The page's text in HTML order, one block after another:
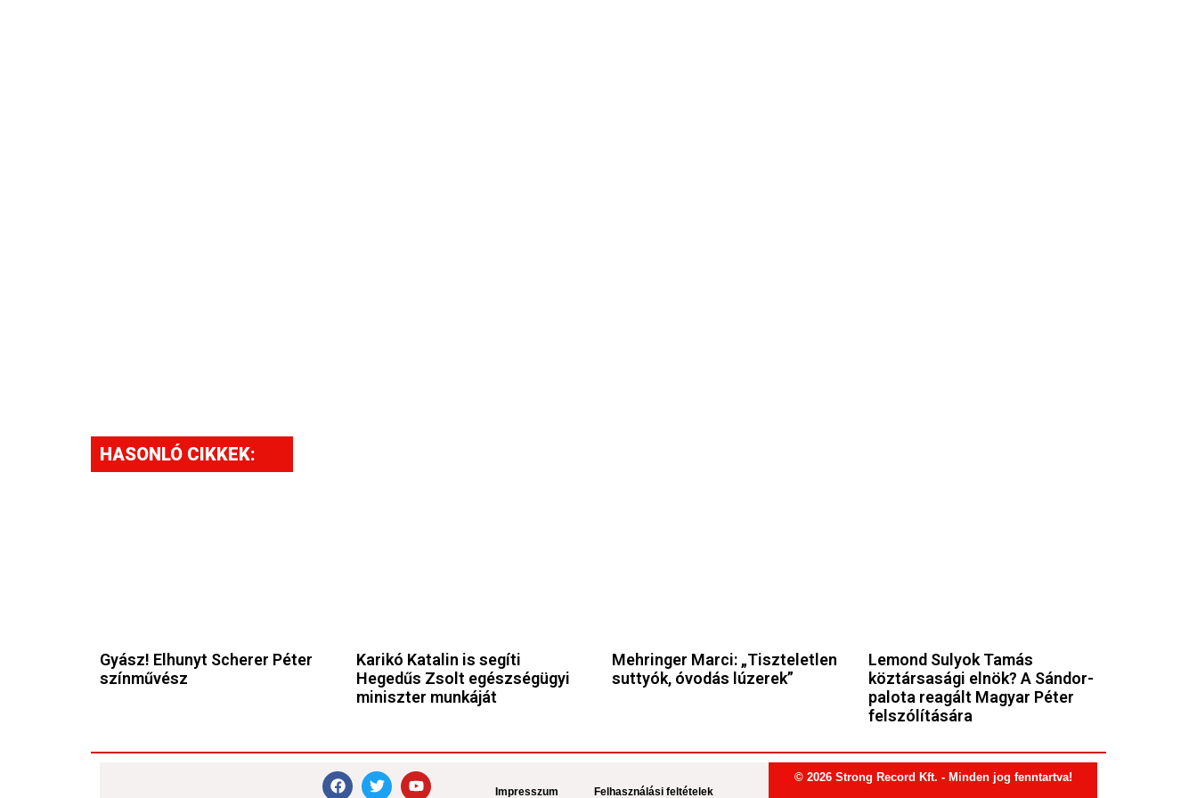
HASONLÓ CIKKEK:
Gyász! Elhunyt Scherer Péter
színművész
Karikó Katalin is segíti
Hegedűs Zsolt egészségügyi
miniszter munkáját
Mehringer Marci: „Tiszteletlen
suttyók, óvodás lúzerek”
Lemond Sulyok Tamás
köztársasági elnök? A Sándor-
palota reagált Magyar Péter
felszólítására
Impresszum Felhasználási feltételek
© 2026 Strong Record Kft. - Minden jog fenntartva!